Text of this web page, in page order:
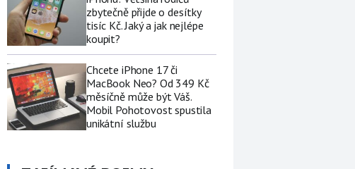
zbytečně přijde o desítky
tisíc Kč. Jaký a jak nejlépe
koupit?
Chcete iPhone 17 či
MacBook Neo? Od 349 Kč
měsíčně může být Váš.
Mobil Pohotovost spustila
unikátní službu